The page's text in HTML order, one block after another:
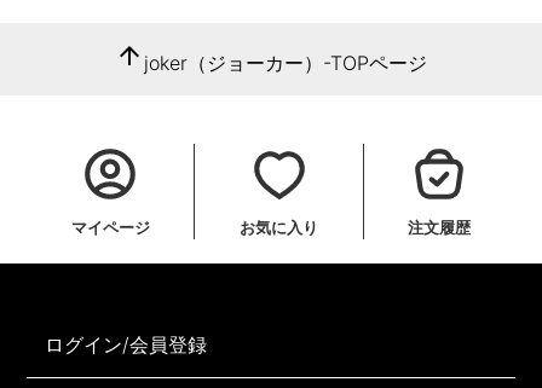
arrow_upward joker（ジョーカー）-TOPページ
マイページ お気に入り 注文履歴
ログイン/会員登録